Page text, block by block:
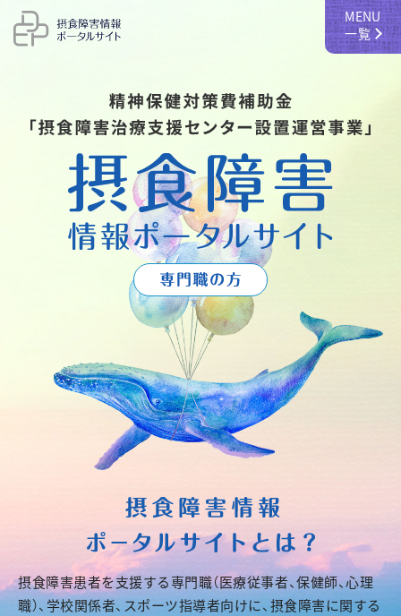
MENU
一覧
ホーム
摂食障害の治療
多職種のかかわり
引き・ガイドライン等
体科・精神科連携指針
診療連携・相談窓口
研修案内
リンク
イトご利用にあたって
新着情報
摂食障害患者を支援する専門職（医療従事者、保健師、心理
職）、 学校関係者、 スポーツ指導者向けに、摂食障害に関する